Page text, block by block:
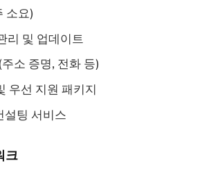
소요)
리 및 업데이트
소 증명, 전화 등)
우선 지원 패키지
설팅 서비스
크